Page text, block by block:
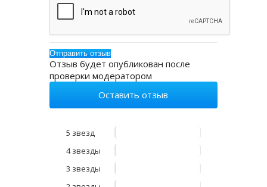
Отзыв будет опубликован после
проверки модератором
Оставить отзыв
5 звезд
4 звезды
3 звезды